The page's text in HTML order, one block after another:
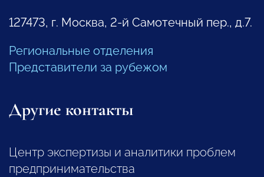
127473, г. Москва, 2-й Самотечный пер., д.7.
Региональные отделения
Представители за рубежом
Другие контакты
Центр экспертизы и аналитики проблем
предпринимательства